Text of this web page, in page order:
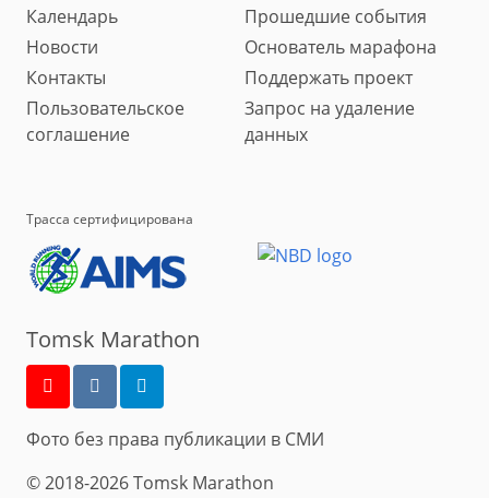
Календарь
Прошедшие события
Новости
Основатель марафона
Контакты
Поддержать проект
Пользовательское
соглашение
Запрос на удаление
данных
Трасса сертифицирована
Tomsk Marathon
Фото без права публикации в СМИ
© 2018-2026 Tomsk Marathon